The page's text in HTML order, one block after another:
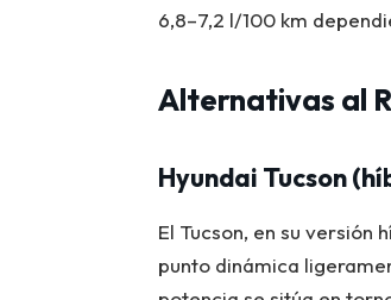
6,8–7,2 l/100 km
Alternativas al
Hyundai Tucson
El Tucson, en su versión
punto dinámica